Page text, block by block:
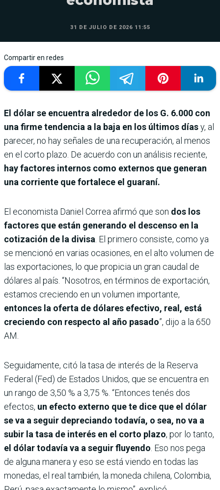
31 DE JULIO DE 2026 11:55
Compartir en redes
El dólar se encuentra alrededor de los G. 6.000 con
una firme tendencia a la baja en los últimos díasy, al
parecer, no hay señales de una recuperación, al menos
en el corto plazo. De acuerdo con un análisis reciente,
hay factores internos como externos que generan
una corriente que fortalece el guaraní.
El economista Daniel Correa afirmó que son dos los
factores que están generando el descenso en la
cotización de la divisa . El primero consiste, como ya
se mencionó en varias ocasiones, en el alto volumen de
las exportaciones, lo que propicia un gran caudal de
dólares al país. “Nosotros, en términos de exportación,
estamos creciendo en un volumen importante,
entonces la oferta de dólares efectivo, real, está
creciendo con respecto al año pasado”, dijo a la 650
AM.
Seguidamente, citó la tasa de interés de la Reserva
Federal (Fed) de Estados Unidos, que se encuentra en
un rango de 3,50 % a 3,75 %. “Entonces tenés dos
efectos, un efecto externo que te dice que el dólar
se va a seguir depreciando todavía, o sea, no va a
subir la tasa de interés en el corto plazo, por lo tanto,
el dólar todavía va a seguir fluyendo . Eso nos pega
de alguna manera y eso se está viendo en todas las
monedas, el real también, la moneda chilena, Colombia,